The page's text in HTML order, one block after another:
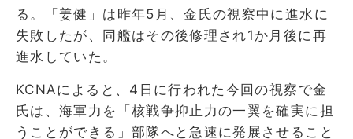
る。「姜健」は昨年5月、金氏の視察中に進水に
失敗したが、同艦はその後修理され1か月後に再
進水していた。
KCNAによると、4日に行われた今回の視察で金
氏は、海軍力を「核戦争抑止力の一翼を確実に担
うことができる」部隊へと急速に発展させること